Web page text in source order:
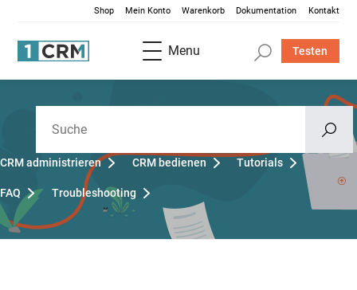
Shop Mein Konto Warenkorb Dokumentation Kontakt
Menu Testen
CRM administrieren CRM bedienen Tutorials
FAQ Troubleshooting